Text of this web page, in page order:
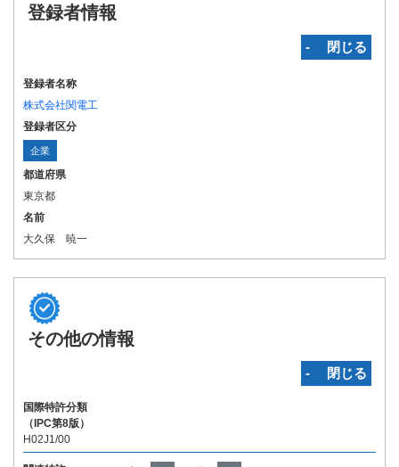
登録者情報
‐ 閉じる
登録者名称
株式会社関電工
登録者区分
企業
都道府県
東京都
名前
大久保 暁一
その他の情報
‐ 閉じる
国際特許分類
（IPC第8版）
H02J1/00